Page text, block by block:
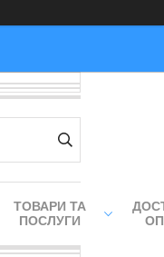
ТОВАРИ ТА
ПОСЛУГИ